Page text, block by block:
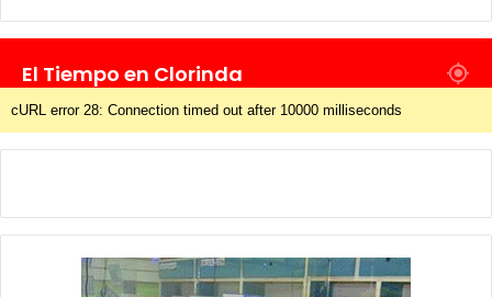
El Tiempo en Clorinda
cURL error 28: Connection timed out after 10000 milliseconds